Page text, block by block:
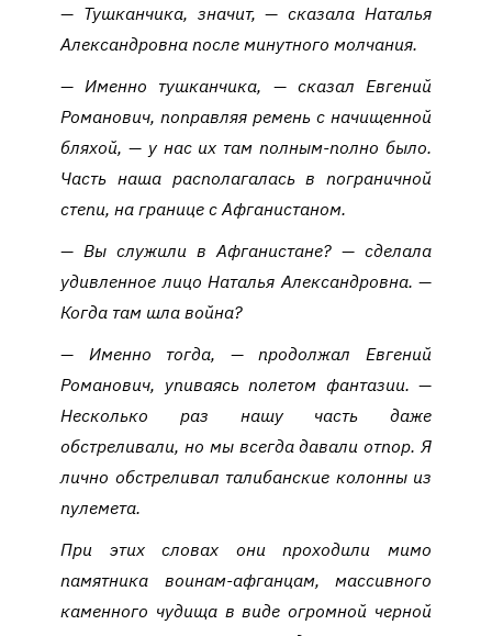
— Тушканчика, значит, — сказала Наталья
Александровна после минутного молчания.
— Именно тушканчика, — сказал Евгений
Романович, поправляя ремень с начищенной
бляхой, — у нас их там полным-полно было.
Часть наша располагалась в пограничной
степи, на границе с Афганистаном.
— Вы служили в Афганистане? — сделала
удивленное лицо Наталья Александровна. —
Когда там шла война?
— Именно тогда, — продолжал Евгений
Романович, упиваясь полетом фантазии. —
Несколько раз нашу часть даже
обстреливали, но мы всегда давали отпор. Я
лично обстреливал талибанские колонны из
пулемета.
При этих словах они проходили мимо
памятника воинам-афганцам, массивного
каменного чудища в виде огромной черной